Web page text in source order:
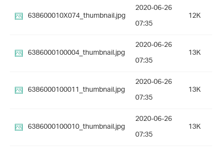
638600010X074_thumbnail.jpg
2020-06-26
07:35
12K
6386000100004_thumbnail.jpg
2020-06-26
07:35
13K
6386000100011_thumbnail.jpg
2020-06-26
07:35
13K
6386000100010_thumbnail.jpg
2020-06-26
07:35
13K